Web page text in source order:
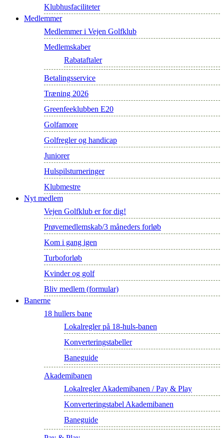
Klubhusfaciliteter
Medlemmer
Medlemmer i Vejen Golfklub
Medlemskaber
Rabataftaler
Betalingsservice
Træning 2026
Greenfeeklubben E20
Golfamore
Golfregler og handicap
Juniorer
Hulspilsturneringer
Klubmestre
Nyt medlem
Vejen Golfklub er for dig!
Prøvemedlemskab/3 måneders forløb
Kom i gang igen
Turboforløb
Kvinder og golf
Bliv medlem (formular)
Banerne
18 hullers bane
Lokalregler på 18-huls-banen
Konverteringstabeller
Baneguide
Akademibanen
Lokalregler Akademibanen / Pay & Play
Konverteringstabel Akademibanen
Baneguide